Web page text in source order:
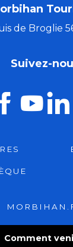
Toul an Chy
au Graal
de Broglie
Comment
Suivez-